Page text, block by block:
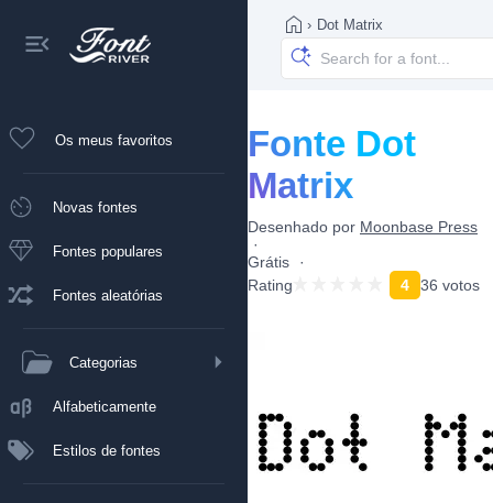
Os meus favoritos
Novas fontes
Fontes populares
Fontes aleatórias
Categorias
Alfabeticamente
Estilos de fontes
› Dot Matrix
Fonte Dot
Matrix
Desenhado por Moonbase Press
Grátis
Rating
4 36 votos